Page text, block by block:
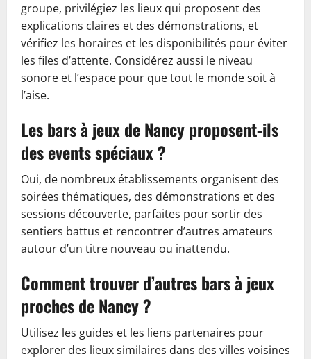
groupe, privilégiez les lieux qui proposent des
explications claires et des démonstrations, et
vérifiez les horaires et les disponibilités pour éviter
les files d’attente. Considérez aussi le niveau
sonore et l’espace pour que tout le monde soit à
l’aise.
Les bars à jeux de Nancy proposent-ils
des events spéciaux ?
Oui, de nombreux établissements organisent des
soirées thématiques, des démonstrations et des
sessions découverte, parfaites pour sortir des
sentiers battus et rencontrer d’autres amateurs
autour d’un titre nouveau ou inattendu.
Comment trouver d’autres bars à jeux
proches de Nancy ?
Utilisez les guides et les liens partenaires pour
explorer des lieux similaires dans des villes voisines